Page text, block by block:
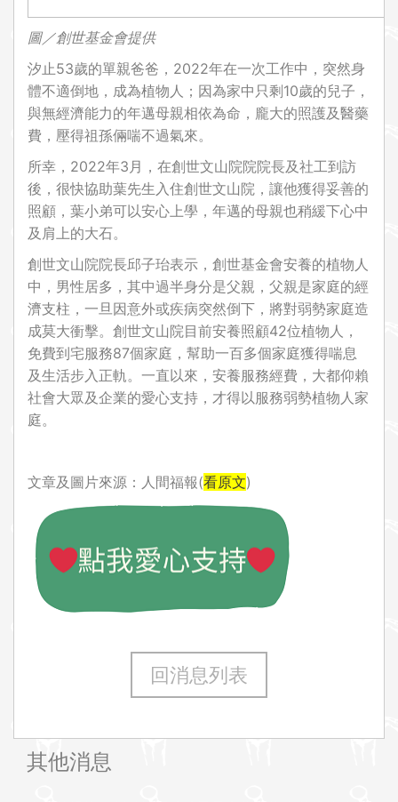
圖／創世基金會提供
汐止53歲的單親爸爸，2022年在一次工作中，突然身
體不適倒地，成為植物人；因為家中只剩10歲的兒子，
與無經濟能力的年邁母親相依為命，龐大的照護及醫藥
費，壓得祖孫倆喘不過氣來。
所幸，2022年3月，在創世文山院院院長及社工到訪
後，很快協助葉先生入住創世文山院，讓他獲得妥善的
照顧，葉小弟可以安心上學，年邁的母親也稍緩下心中
及肩上的大石。
創世文山院院長邱子珆表示，創世基金會安養的植物人
中，男性居多，其中過半身分是父親，父親是家庭的經
濟支柱，一旦因意外或疾病突然倒下，將對弱勢家庭造
成莫大衝擊。創世文山院目前安養照顧42位植物人，
免費到宅服務87個家庭，幫助一百多個家庭獲得喘息
及生活步入正軌。一直以來，安養服務經費，大都仰賴
社會大眾及企業的愛心支持，才得以服務弱勢植物人家
庭。
文章及圖片來源：人間福報(看原文)
回消息列表
其他消息